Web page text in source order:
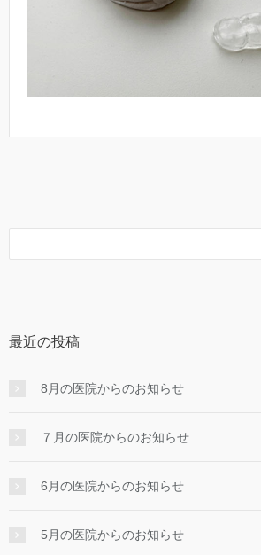
最近の投稿
8月の医院からのお知らせ
７月の医院からのお知らせ
6月の医院からのお知らせ
5月の医院からのお知らせ